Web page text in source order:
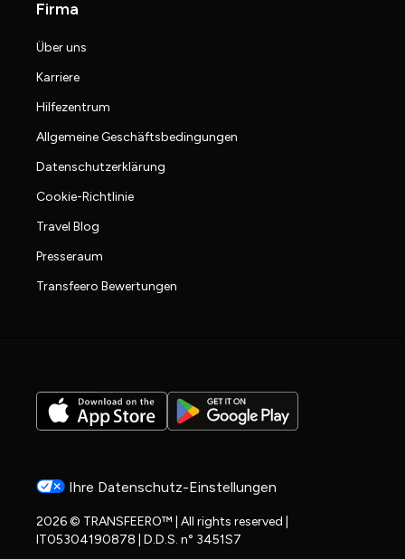
Firma
Über uns
Karriere
Hilfezentrum
Allgemeine Geschäftsbedingungen
Datenschutzerklärung
Cookie-Richtlinie
Travel Blog
Presseraum
Transfeero Bewertungen
Ihre Datenschutz-Einstellungen
2026 © TRANSFEERO™ | All rights reserved |
IT05304190878 | D.D.S. n° 3451S7